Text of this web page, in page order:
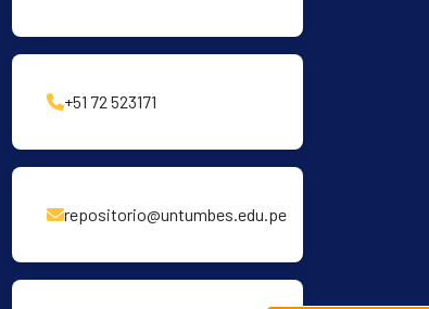
+51 72 523171
repositorio@untumbes.edu.pe